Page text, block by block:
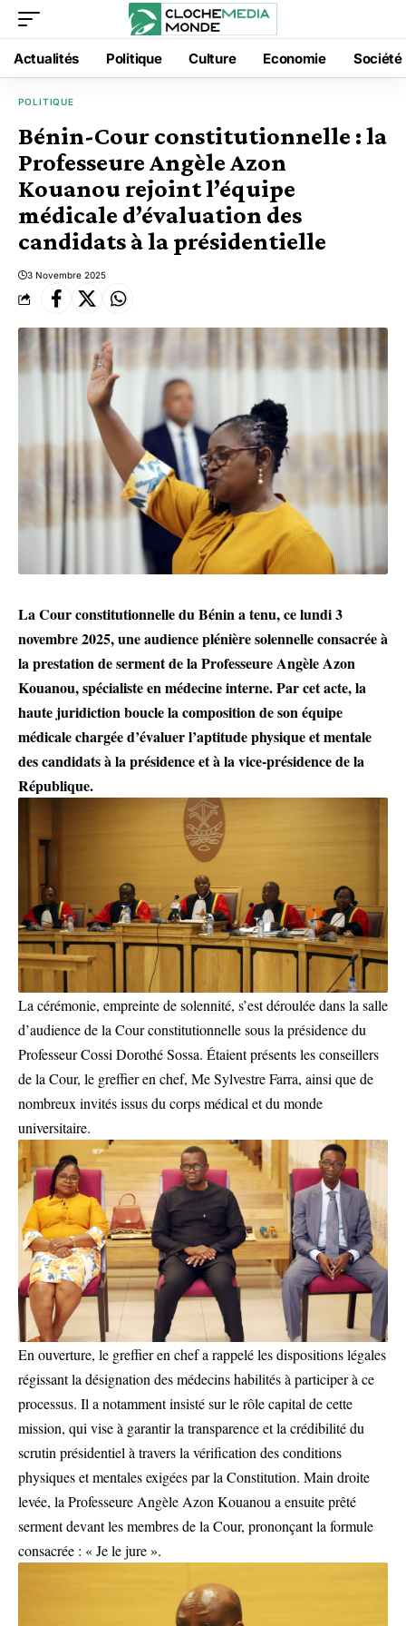
Actualités Politique Culture Economie Société
POLITIQUE
Bénin-Cour constitutionnelle : la
Professeure Angèle Azon
Kouanou rejoint l’équipe
médicale d’évaluation des
candidats à la présidentielle
3 Novembre 2025
La Cour constitutionnelle du Bénin a tenu, ce lundi 3
novembre 2025, une audience plénière solennelle consacrée à
la prestation de serment de la Professeure Angèle Azon
Kouanou, spécialiste en médecine interne. Par cet acte, la
haute juridiction boucle la composition de son équipe
médicale chargée d’évaluer l’aptitude physique et mentale
des candidats à la présidence et à la vice-présidence de la
République.
La cérémonie, empreinte de solennité, s’est déroulée dans la salle
d’audience de la Cour constitutionnelle sous la présidence du
Professeur Cossi Dorothé Sossa. Étaient présents les conseillers
de la Cour, le greffier en chef, Me Sylvestre Farra, ainsi que de
nombreux invités issus du corps médical et du monde
universitaire.
En ouverture, le greffier en chef a rappelé les dispositions légales
régissant la désignation des médecins habilités à participer à ce
processus. Il a notamment insisté sur le rôle capital de cette
mission, qui vise à garantir la transparence et la crédibilité du
scrutin présidentiel à travers la vérification des conditions
physiques et mentales exigées par la Constitution. Main droite
levée, la Professeure Angèle Azon Kouanou a ensuite prêté
serment devant les membres de la Cour, prononçant la formule
consacrée : « Je le jure ».